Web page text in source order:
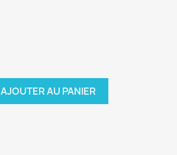
AJOUTER AU PANIER